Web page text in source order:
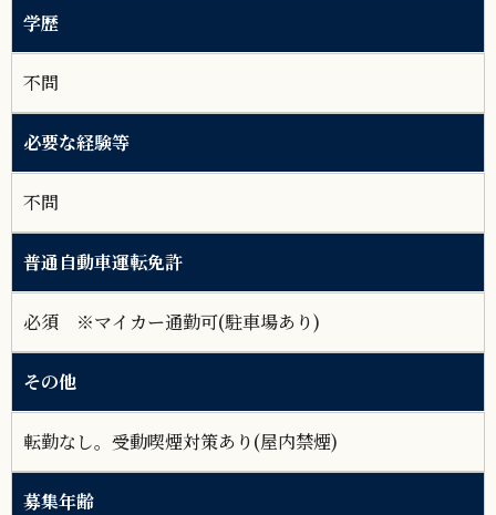
学歴
不問
必要な経験等
不問
普通自動車運転免許
必須 ※マイカー通勤可(駐車場あり)
その他
転勤なし。受動喫煙対策あり(屋内禁煙)
募集年齢